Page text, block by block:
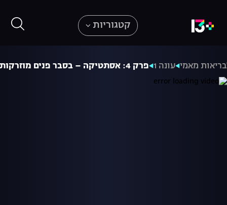
קטגוריות
מאמי עונה 1 פרק 4: אסתטיקה – בסבר פנים מוזרקות